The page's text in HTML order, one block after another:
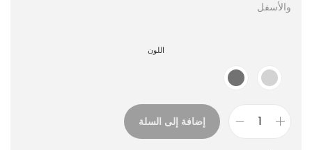
والأسفل
اللون
إضافة إلى السلة